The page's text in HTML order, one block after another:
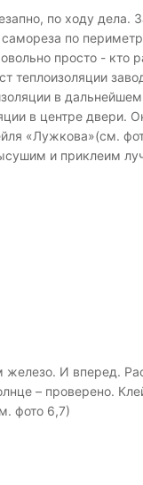
по ходу дела.
по
просто - кто
в
в центре двери.
«Лужкова»(см.
и приклеим
И вперед.
– проверено.
фото 6,7)